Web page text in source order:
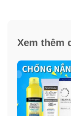
Thành phần
Caprylyl Glycol,
ẩm cho da, cân
khô da do mất
Xem thêm